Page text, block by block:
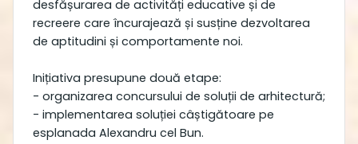
desfășurarea de activități educative și de
recreere care încurajează și susține dezvoltarea
de aptitudini și comportamente noi.
Inițiativa presupune două etape:
- organizarea concursului de soluții de arhitectură;
- implementarea soluției câștigătoare pe
esplanada Alexandru cel Bun.